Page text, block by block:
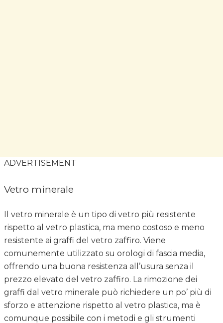
ADVERTISEMENT
Vetro minerale
Il vetro minerale è un tipo di vetro più resistente
rispetto al vetro plastica, ma meno costoso e meno
resistente ai graffi del vetro zaffiro. Viene
comunemente utilizzato su orologi di fascia media,
offrendo una buona resistenza all’usura senza il
prezzo elevato del vetro zaffiro. La rimozione dei
graffi dal vetro minerale può richiedere un po’ più di
sforzo e attenzione rispetto al vetro plastica, ma è
comunque possibile con i metodi e gli strumenti